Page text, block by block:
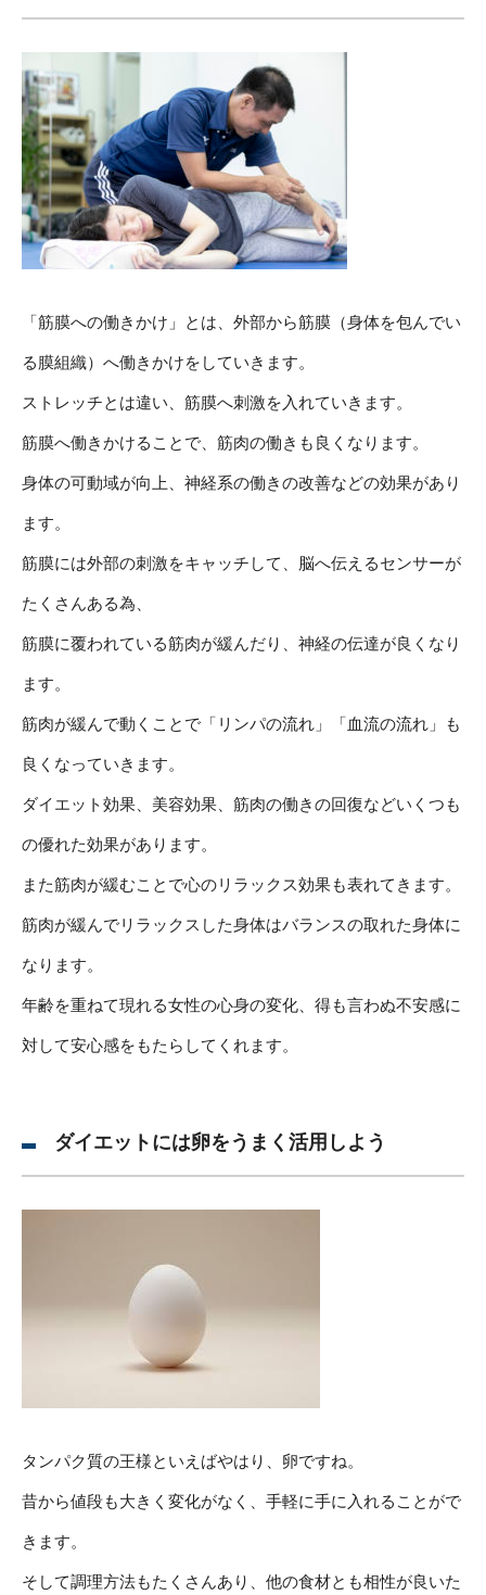
「筋膜への働きかけ」とは、外部から筋膜（身体を包んでい
る膜組織）へ働きかけをしていきます。
ストレッチとは違い、筋膜へ刺激を入れていきます。
筋膜へ働きかけることで、筋肉の働きも良くなります。
身体の可動域が向上、神経系の働きの改善などの効果があり
ます。
筋膜には外部の刺激をキャッチして、脳へ伝えるセンサーが
たくさんある為、
筋膜に覆われている筋肉が緩んだり、神経の伝達が良くなり
ます。
筋肉が緩んで動くことで「リンパの流れ」「血流の流れ」も
良くなっていきます。
ダイエット効果、美容効果、筋肉の働きの回復などいくつも
の優れた効果があります。
また筋肉が緩むことで心のリラックス効果も表れてきます。
筋肉が緩んでリラックスした身体はバランスの取れた身体に
なります。
年齢を重ねて現れる女性の心身の変化、得も言わぬ不安感に
対して安心感をもたらしてくれます。
ダイエットには卵をうまく活用しよう
タンパク質の王様といえばやはり、卵ですね。
昔から値段も大きく変化がなく、手軽に手に入れることがで
きます。
そして調理方法もたくさんあり、他の食材とも相性が良いた